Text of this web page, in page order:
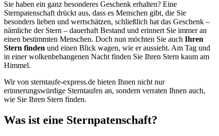
Sie haben ein ganz besonderes Geschenk erhalten? Eine
Sternpatenschaft drückt aus, dass es Menschen gibt, die Sie
besonders lieben und wertschätzen, schließlich hat das Geschenk –
nämliche der Stern – dauerhaft Bestand und erinnert Sie immer an
einen bestimmten Menschen. Doch nun möchten Sie auch Ihren
Stern finden und einen Blick wagen, wie er aussieht. Am Tag und
in einer wolkenbehangenen Nacht finden Sie Ihren Stern kaum am
Himmel.
Wir von sterntaufe-express.de bieten Ihnen nicht nur
erinnerungswürdige Sterntaufen an, sondern verraten Ihnen auch,
wie Sie Ihren Stern finden.
Was ist eine Sternpatenschaft?